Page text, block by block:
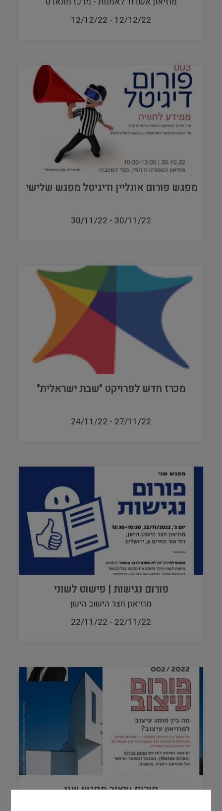
12/12/22
-
12/12/22
מפגש פורום אונליין ודיגיטל מפגש שלישי
30/11/22
-
30/11/22
מכרז חדש לפרויקט "שבת ישראלית"
27/11/22
-
24/11/22
פורום נגישות | פישוט לשוני
מוזיאון חצר הישוב הישן
22/11/22
-
22/11/22
פורום עיצוב מפגש שני